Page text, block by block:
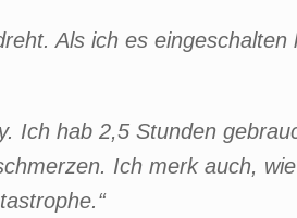
Als ich es eingeschalten
Ich hab 2,5 Stunden
Ich merk auch,